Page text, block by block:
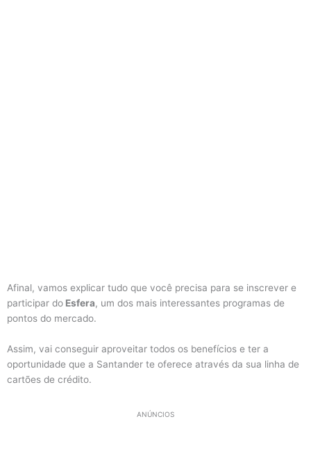
Afinal, vamos explicar tudo que você precisa para se inscrever e
participar do Esfera, um dos mais interessantes programas de
pontos do mercado.
Assim, vai conseguir aproveitar todos os benefícios e ter a
oportunidade que a Santander te oferece através da sua linha de
cartões de crédito.
ANÚNCIOS